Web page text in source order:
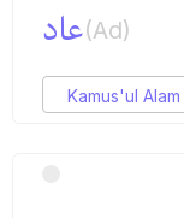
عاد(Ad)
Kamus'ul Alam